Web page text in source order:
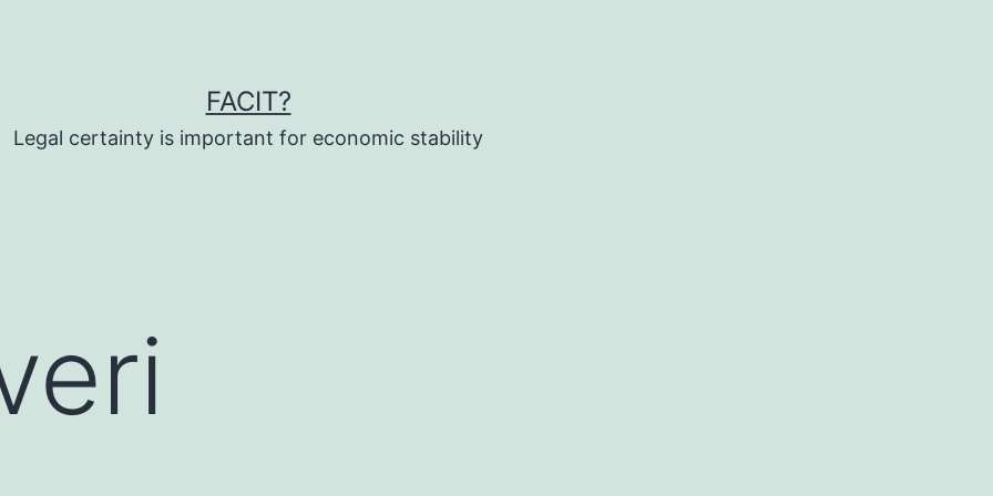
FACIT?
Legal certainty is important for economic stability